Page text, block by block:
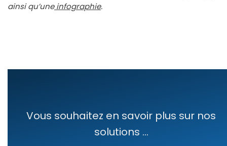
ain­si qu’uneinfo­gra­phie.
Vous souhaitez en savoir plus sur nos
solutions ...